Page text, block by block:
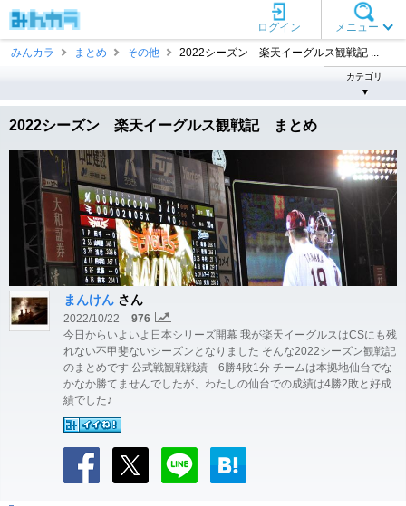
メニュー
ログイン
みんカラ
まとめ その他 2022シーズン 楽天イーグルス観戦記 ...
カテゴリ
▼
2022シーズン 楽天イーグルス観戦記 まとめ
まんけん さん
2022/10/22
976
今日からいよいよ日本シリーズ開幕 我が楽天イーグルスはCSにも残
れない不甲斐ないシーズンとなりました そんな2022シーズン観戦記
のまとめです 公式戦観戦戦績 6勝4敗1分 チームは本拠地仙台でな
かなか勝てませんでしたが、わたしの仙台での成績は4勝2敗と好成
績でした♪